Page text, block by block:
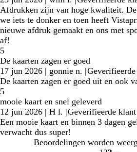
Afdrukken zijn van hoge kwaliteit.
we iets te donker en toen heeft
nieuwe afdruk gemaakt en ons met
af!
5
De kaarten zagen er goed
17 jun 2026 | gonnie n. |
De kaarten zagen er goed uit en ook
5
mooie kaart en snel geleverd
12 jun 2026 | H l. |Geverifieerde klant
Een mooie kaart en binnen 3 dagen
verwacht dus super!
Beoordelingen worden